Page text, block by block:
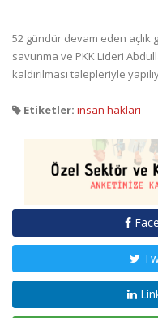
52 gündür devam eden
savunma ve PKK Lideri
kaldırılması talepleriyle
Etiketler: insan hakları